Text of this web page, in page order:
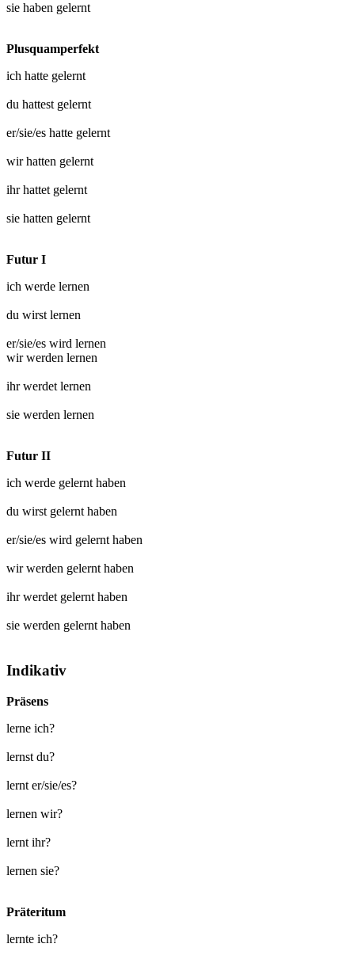
sie haben gelernt
Plusquamperfekt
ich hatte gelernt
du hattest gelernt
er/sie/es hatte gelernt
wir hatten gelernt
ihr hattet gelernt
sie hatten gelernt
Futur I
ich werde lernen
du wirst lernen
er/sie/es wird lernen
wir werden lernen
ihr werdet lernen
sie werden lernen
Futur II
ich werde gelernt haben
du wirst gelernt haben
er/sie/es wird gelernt haben
wir werden gelernt haben
ihr werdet gelernt haben
sie werden gelernt haben
Indikativ
Präsens
lerne ich?
lernst du?
lernt er/sie/es?
lernen wir?
lernt ihr?
lernen sie?
Präteritum
lernte ich?